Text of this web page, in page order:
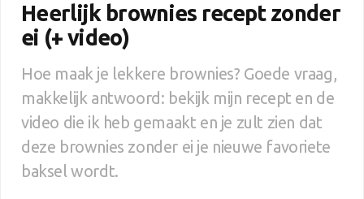
Heerlijk brownies recept zonder
ei (+ video)
Hoe maak je lekkere brownies? Goede vraag,
makkelijk antwoord: bekijk mijn recept en de
video die ik heb gemaakt en je zult zien dat
deze brownies zonder ei je nieuwe favoriete
baksel wordt.